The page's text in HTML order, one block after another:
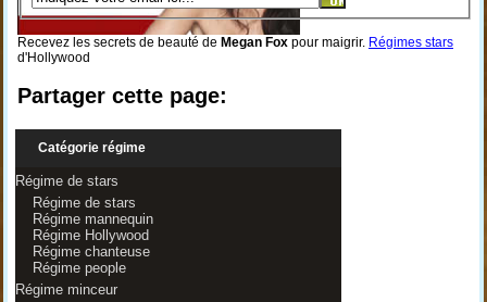
Recevez les secrets de beauté de Megan Foxpour maigrir. Régimes stars
d'Hollywood
Partager cette page:
Catégorie régime
Régime de stars
Régime de stars
Régime mannequin
Régime Hollywood
Régime chanteuse
Régime people
Régime minceur